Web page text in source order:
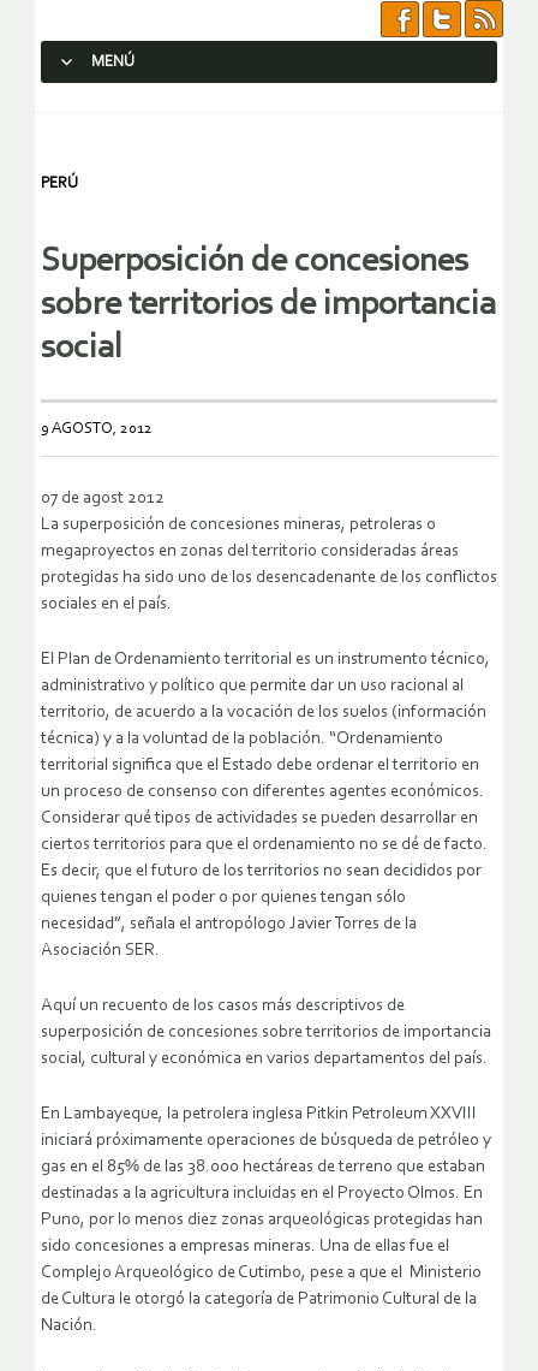
MENÚ
PERÚ
Superposición de concesiones
sobre territorios de importancia
social
9 AGOSTO, 2012
07 de agost 2012
La superposición de concesiones mineras, petroleras o
megaproyectos en zonas del territorio consideradas áreas
protegidas ha sido uno de los desencadenante de los conflictos
sociales en el país.
El Plan de Ordenamiento territorial es un instrumento técnico,
administrativo y político que permite dar un uso racional al
territorio, de acuerdo a la vocación de los suelos (información
técnica) y a la voluntad de la población. “Ordenamiento
territorial significa que el Estado debe ordenar el territorio en
un proceso de consenso con diferentes agentes económicos.
Considerar qué tipos de actividades se pueden desarrollar en
ciertos territorios para que el ordenamiento no se dé de facto.
Es decir, que el futuro de los territorios no sean decididos por
quienes tengan el poder o por quienes tengan sólo
necesidad”, señala el antropólogo Javier Torres de la
Asociación SER.
Aquí un recuento de los casos más descriptivos de
superposición de concesiones sobre territorios de importancia
social, cultural y económica en varios departamentos del país.
En Lambayeque, la petrolera inglesa Pitkin Petroleum XXVIII
iniciará próximamente operaciones de búsqueda de petróleo y
gas en el 85% de las 38.000 hectáreas de terreno que estaban
destinadas a la agricultura incluidas en el Proyecto Olmos. En
Puno, por lo menos diez zonas arqueológicas protegidas han
sido concesiones a empresas mineras. Una de ellas fue el
Complejo Arqueológico de Cutimbo, pese a que el Ministerio
de Cultura le otorgó la categoría de Patrimonio Cultural de la
Nación.